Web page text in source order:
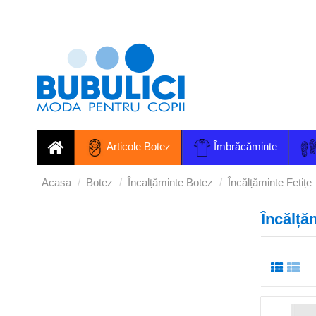
Articole Botez Îmbrăcăminte
Acasa Botez Încalțăminte Botez Încălțăminte Fetițe